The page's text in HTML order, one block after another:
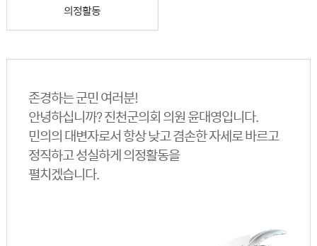
의정활동
존경하는 군민 여러분!
안녕하십니까? 진천군의회 의원 윤대영입니다.
민의의 대변자로서 항상 낮고 겸손한 자세로 바르고
정직하고 성실하게 의정활동을
펼치겠습니다.